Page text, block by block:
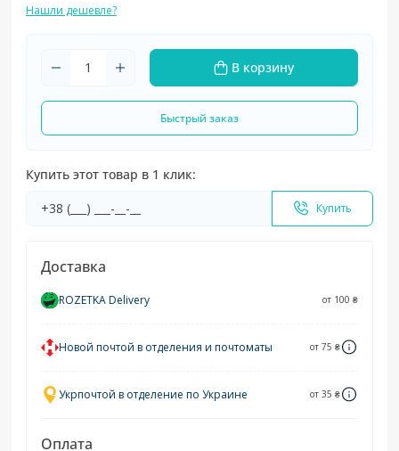
Нашли дешевле?
В корзину
Быстрый заказ
Купить этот товар в 1 клик:
Купить
Доставка
ROZETKA Delivery от 100 ₴
Новой почтой в отделения и почтоматы от 75 ₴
Укрпочтой в отделение по Украине от 35 ₴
Оплата